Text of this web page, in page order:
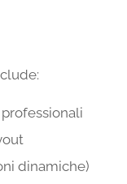
professionali
dinamiche)